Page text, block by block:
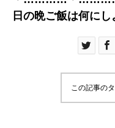
日の晩ご飯は何に
この記事の